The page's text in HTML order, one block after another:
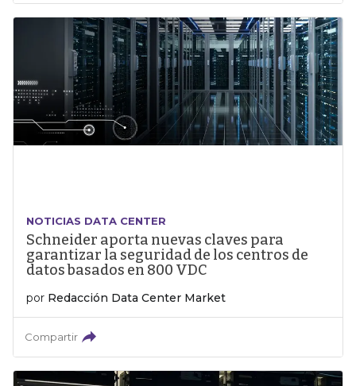
NOTICIAS DATA CENTER
Schneider aporta nuevas claves para
garantizar la seguridad de los centros de
datos basados en 800 VDC
por Redacción Data Center Market
Compartir